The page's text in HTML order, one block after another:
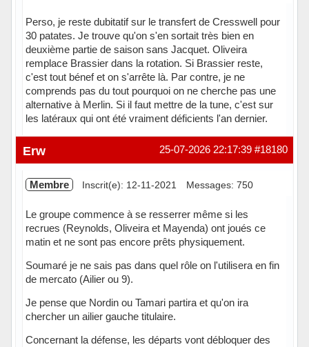
Perso, je reste dubitatif sur le transfert de Cresswell pour
30 patates. Je trouve qu'on s'en sortait très bien en
deuxième partie de saison sans Jacquet. Oliveira
remplace Brassier dans la rotation. Si Brassier reste,
c'est tout bénef et on s'arrête là. Par contre, je ne
comprends pas du tout pourquoi on ne cherche pas une
alternative à Merlin. Si il faut mettre de la tune, c'est sur
les latéraux qui ont été vraiment déficients l'an dernier.
Hors ligne #18180
25-07-2026 22:17:39
Erw
Membre Inscrit(e): 12-11-2021 Messages: 750
Le groupe commence à se resserrer même si les
recrues (Reynolds, Oliveira et Mayenda) ont joués ce
matin et ne sont pas encore prêts physiquement.
Soumaré je ne sais pas dans quel rôle on l'utilisera en fin
de mercato (Ailier ou 9).
Je pense que Nordin ou Tamari partira et qu'on ira
chercher un ailier gauche titulaire.
Concernant la défense, les départs vont débloquer des